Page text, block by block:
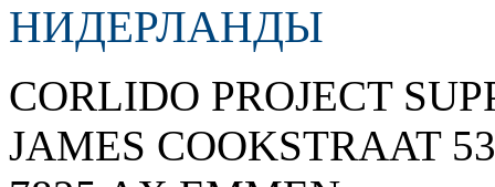
НИДЕРЛАНДЫ
CORLIDO PROJECT
JAMES COOKSTRAAT 53